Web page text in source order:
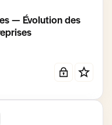
— Évolution des